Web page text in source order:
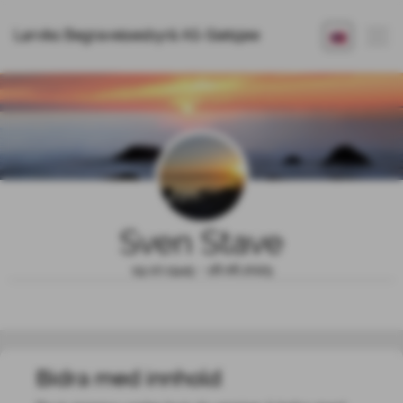
Larviks Begravelsesbyrå AS-Sletsjøe
Sven Stave
19.10.1945 - 18.06.2025
Bidra med innhold